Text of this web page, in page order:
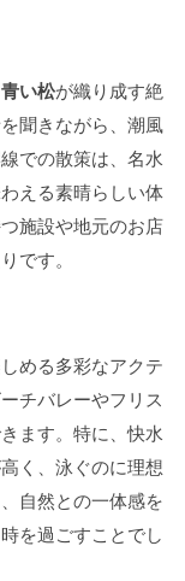
い松が織り成す絶
聞きながら、潮風
での散策は、名水
える素晴らしい体
施設や地元のお店
です。
める多彩なアクテ
チバレーやフリス
ます。特に、快水
く、泳ぐのに理想
自然との一体感を
を過ごすことでし